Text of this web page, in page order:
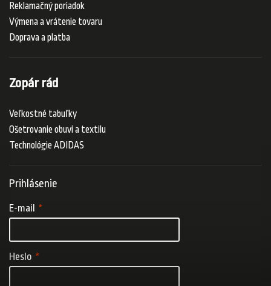
Reklamačný poriadok
Výmena a vrátenie tovaru
Doprava a platba
Zopár rád
Veľkostné tabuľky
Ošetrovanie obuvi a textilu
Technológie ADIDAS
Prihlásenie
E-mail
Heslo